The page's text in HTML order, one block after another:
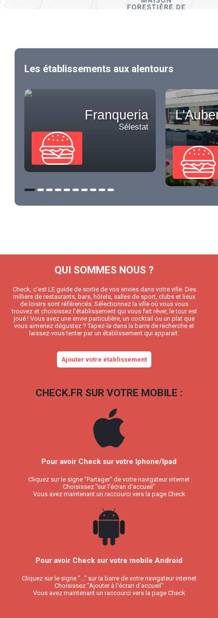
Les établissements aux alentours
Franqueria
Sélestat
QUI SOMMES NOUS ?
Check, c’est LE guide de sortie de vos envies dans votre ville. Des
milliers de restaurants, bars, hôtels, salles de sport, clubs et lieux
de loisirs sont référencés. Sélectionnez la ville où vous vous
trouvez et choisissez l’établissement qui vous fait rêver, le tour est
joué ! Vous avez une envie particulière, un cocktail ou un plat que
vous aimeriez dégustez ? Tapez-le dans la barre de recherche et
laissez-vous tenter par un établissement qui apparait.
Ajouter votre établissement
CHECK.FR SUR VOTRE MOBILE :
Pour avoir Check sur votre Iphone/Ipad
Cliquez sur le signe "Partager" de votre navigateur internet
Choisissez "sur l'écran d'accueil"
Vous avez maintenant un raccourci vers la page Check
Pour avoir Check sur votre mobile Android
Cliquez sur le signe "..." sur la barre de votre navigateur internet
Choisissez "Ajouter à l'écran d'accueil"
Vous avez maintenant un raccourci vers la page Check